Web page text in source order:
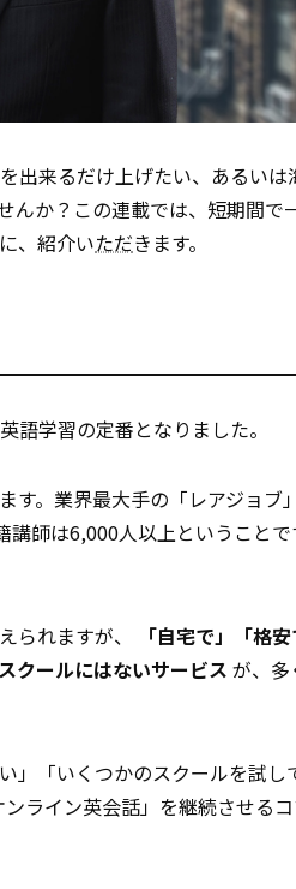
出来るだけ上げたい、あるいは
んか？この連載では、短期間で
、紹介いただきます。
語学習の定番となりました。
す。業界最大手の「レアジョブ
師は6,000人以上ということで
られますが、
「自宅で」「格安
クールにはないサービス が、多
」「いくつかのスクールを試し
ライン英会話」を継続させる